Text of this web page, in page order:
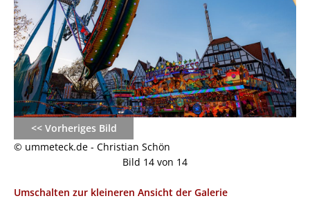
<< Vorheriges Bild
© ummeteck.de - Christian Schön
Bild 14 von 14
Umschalten zur kleineren Ansicht der Galerie